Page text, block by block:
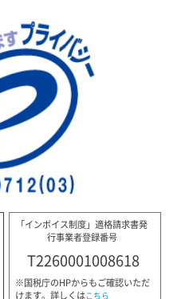
「インボイス制度」適格請求書発
行事業者登録番号
T2260001008618
※国税庁のHPからもご確認いただ
けます。詳しくはこちら